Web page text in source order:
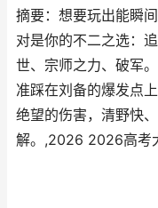
摘要：想要玩出能瞬
对是你的不二之选：
世、宗师之力、破军
准踩在刘备的爆发点
绝望的伤害，清野快
解。,2026 2026高考